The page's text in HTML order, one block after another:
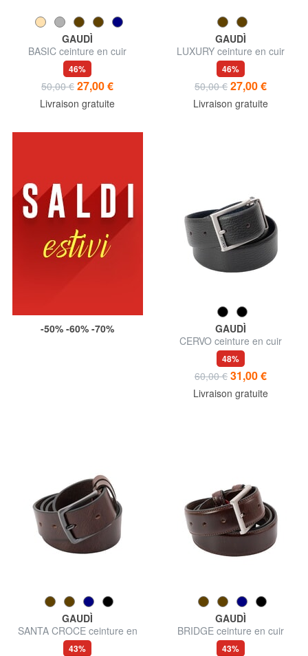
GAUDÌ
BASIC ceinture en cuir
46%
50,00 € 27,00 €
Livraison gratuite
GAUDÌ
LUXURY ceinture en cuir
46%
50,00 € 27,00 €
Livraison gratuite
-50% -60% -70%
GAUDÌ
CERVO ceinture en cuir
48%
60,00 € 31,00 €
Livraison gratuite
GAUDÌ
SANTA CROCE ceinture en
cuir
43%
GAUDÌ
BRIDGE ceinture en cuir
43%